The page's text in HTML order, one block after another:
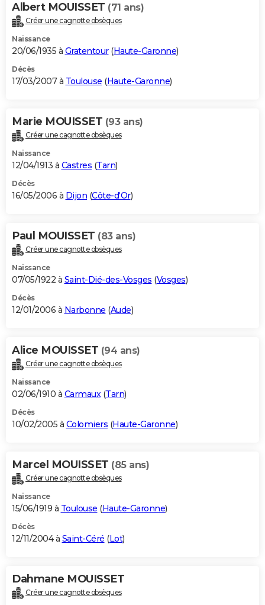
Albert MOUISSET (71 ans)
Créer une cagnotte obsèques
Naissance
20/06/1935 à Gratentour(Haute-Garonne)
Décès
17/03/2007 à Toulouse (Haute-Garonne)
Marie MOUISSET (93 ans)
Créer une cagnotte obsèques
Naissance
12/04/1913 à Castres (Tarn)
Décès
16/05/2006 à Dijon (Côte-d'Or)
Paul MOUISSET (83 ans)
Créer une cagnotte obsèques
Naissance
07/05/1922 à Saint-Dié-des-Vosges (Vosges)
Décès
12/01/2006 à Narbonne (Aude)
Alice MOUISSET (94 ans)
Créer une cagnotte obsèques
Naissance
02/06/1910 à Carmaux(Tarn)
Décès
10/02/2005 à Colomiers (Haute-Garonne)
Marcel MOUISSET (85 ans)
Créer une cagnotte obsèques
Naissance
15/06/1919 à Toulouse (Haute-Garonne)
Décès
12/11/2004 à Saint-Céré (Lot)
Dahmane MOUISSET
Créer une cagnotte obsèques